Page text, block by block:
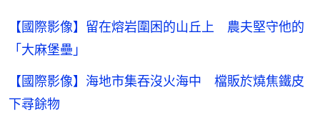
【國際影像】留在熔岩圍困的山丘上 農夫堅守他的
「大麻堡壘」
【國際影像】海地市集吞沒火海中 檔販於燒焦鐵皮
下尋餘物